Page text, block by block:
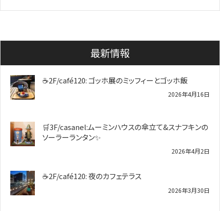
最新情報
☕2F/café120: ゴッホ展のミッフィーとゴッホ飯
2026年4月16日
🛒3F/casanel:ムーミンハウスの傘立て&スナフキンの
ソーラーランタン✨️
2026年4月2日
☕2F/café120: 夜のカフェテラス
2026年3月30日